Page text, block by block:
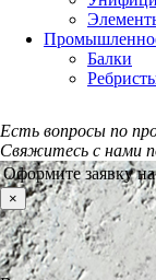
Балки
Есть вопросы по
Свяжитесь с нами
Оформите заявку
×